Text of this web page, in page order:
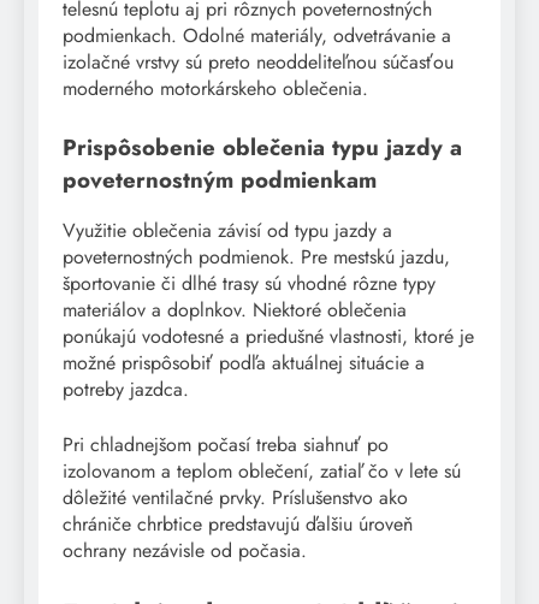
telesnú teplotu aj pri rôznych poveternostných
podmienkach. Odolné materiály, odvetrávanie a
izolačné vrstvy sú preto neoddeliteľnou súčasťou
moderného motorkárskeho oblečenia.
Prispôsobenie oblečenia typu jazdy a
poveternostným podmienkam
Využitie oblečenia závisí od typu jazdy a
poveternostných podmienok. Pre mestskú jazdu,
športovanie či dlhé trasy sú vhodné rôzne typy
materiálov a doplnkov. Niektoré oblečenia
ponúkajú vodotesné a priedušné vlastnosti, ktoré je
možné prispôsobiť podľa aktuálnej situácie a
potreby jazdca.
Pri chladnejšom počasí treba siahnuť po
izolovanom a teplom oblečení, zatiaľ čo v lete sú
dôležité ventilačné prvky. Príslušenstvo ako
chrániče chrbtice predstavujú ďalšiu úroveň
ochrany nezávisle od počasia.